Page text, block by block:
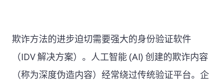
欺诈方法的进步迫切需要强大的身份验证软件
（IDV 解决方案）。人工智能 (AI) 创建的欺诈内容
（称为深度伪造内容）经常绕过传统验证平台。企